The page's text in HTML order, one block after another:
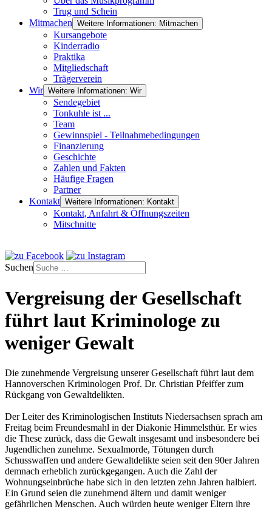
Trug und Schein
Mitmachen Weitere Informationen: Mitmachen
Kursangebote
Kinderradio
Praktika
Mitgliedschaft
Trägerverein
Wir Weitere Informationen: Wir
Sendegebiet
Tonkuhle ist ...
Team
Gewinnspiel - Teilnahmebedingungen
Finanzierung
Geschichte
Zahlen und Fakten
Häufige Fragen
Partner
Kontakt Weitere Informationen: Kontakt
Kontakt, Anfahrt & Öffnungszeiten
Mitschnitte
Suchen
Vergreisung der Gesellschaft
führt laut Kriminologe zu
weniger Gewalt
Die zunehmende Vergreisung unserer Gesellschaft führt laut dem
Hannoverschen Kriminologen Prof. Dr. Christian Pfeiffer zum
Rückgang von Gewaltdelikten.
Der Leiter des Kriminologischen Instituts Niedersachsen sprach am
Freitag beim Freundesmahl in der Diakonie Himmelsthür. Er wies
die These zurück, dass die Gewalt insgesamt und insbesondere bei
Jugendlichen zunehme. Sexualmorde, Tötungen durch
Schusswaffen und andere Gewaltdelikte seien seit den 90er Jahren
demnach erheblich zurückgegangen. Auch die Zahl der
Wohnungseinbrüche habe sich in den letzten zehn Jahren halbiert.
Ein Grund seien die zunehmend ältern und damit weniger
gefährlichen Menschen. Auch würden heute weniger Eltern ihre